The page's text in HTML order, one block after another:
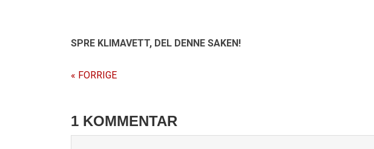
SPRE KLIMAVETT, DEL DENNE SAKEN!
« FORRIGE
1 KOMMENTAR